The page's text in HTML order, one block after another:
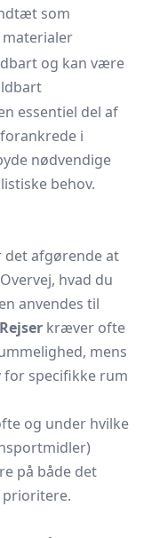
som
og kan være
essentiel del af
i
nødvendige
behov.
det afgørende at
hvad du
anvendes til
Rejser kræver ofte
mens
for specifikke rum
og under hvilke
på både det
prioritere.